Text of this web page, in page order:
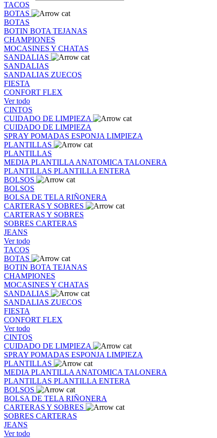
TACOS
BOTAS
BOTAS
BOTIN BOTA TEJANAS
CHAMPIONES
MOCASINES Y CHATAS
SANDALIAS
SANDALIAS
SANDALIAS ZUECOS
FIESTA
CONFORT FLEX
Ver todo
CINTOS
CUIDADO DE LIMPIEZA
CUIDADO DE LIMPIEZA
SPRAY POMADAS ESPONJA LIMPIEZA
PLANTILLAS
PLANTILLAS
MEDIA PLANTILLA ANATOMICA TALONERA
PLANTILLAS PLANTILLA ENTERA
BOLSOS
BOLSOS
BOLSA DE TELA RIÑONERA
CARTERAS Y SOBRES
CARTERAS Y SOBRES
SOBRES CARTERAS
JEANS
Ver todo
TACOS
BOTAS
BOTIN BOTA TEJANAS
CHAMPIONES
MOCASINES Y CHATAS
SANDALIAS
SANDALIAS ZUECOS
FIESTA
CONFORT FLEX
Ver todo
CINTOS
CUIDADO DE LIMPIEZA
SPRAY POMADAS ESPONJA LIMPIEZA
PLANTILLAS
MEDIA PLANTILLA ANATOMICA TALONERA
PLANTILLAS PLANTILLA ENTERA
BOLSOS
BOLSA DE TELA RIÑONERA
CARTERAS Y SOBRES
SOBRES CARTERAS
JEANS
Ver todo